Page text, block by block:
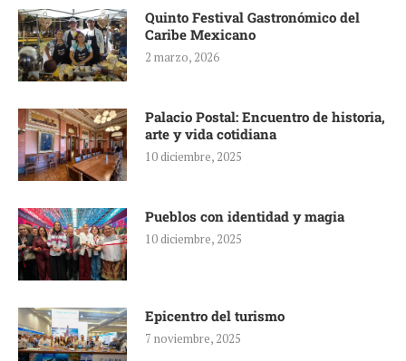
Quinto Festival Gastronómico del
Caribe Mexicano
2 marzo, 2026
Palacio Postal: Encuentro de historia,
arte y vida cotidiana
10 diciembre, 2025
Pueblos con identidad y magia
10 diciembre, 2025
Epicentro del turismo
7 noviembre, 2025